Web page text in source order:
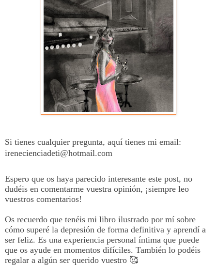
Si tienes cualquier pregunta, aquí tienes mi email:
irenecienciadeti@hotmail.com
Espero que os haya parecido interesante este post, no
dudéis en comentarme vuestra opinión, ¡siempre leo
vuestros comentarios!
Os recuerdo que tenéis mi libro ilustrado por mí sobre
cómo superé la depresión de forma definitiva y aprendí a
ser feliz. Es una experiencia personal íntima que puede
que os ayude en momentos difíciles. También lo podéis
regalar a algún ser querido vuestro 🥰